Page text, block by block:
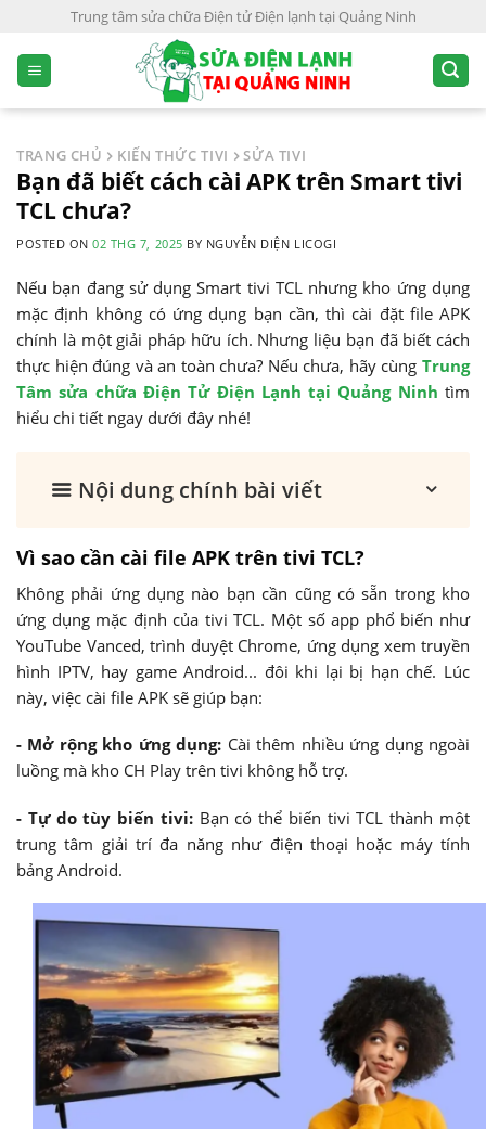
Trung tâm sửa chữa Điện tử Điện lạnh tại Quảng Ninh
TRANG CHỦ KIẾN THỨC TIVI SỬA TIVI
Bạn đã biết cách cài APK trên Smart tivi
TCL chưa?
POSTED ON02 THG 7, 2025 BY NGUYỄN DIỆN LICOGI
Nếu bạn đang sử dụng Smart tivi TCL nhưng kho ứng dụng
mặc định không có ứng dụng bạn cần, thì cài đặt file APK
chính là một giải pháp hữu ích. Nhưng liệu bạn đã biết cách
thực hiện đúng và an toàn chưa? Nếu chưa, hãy cùng Trung
Tâm sửa chữa Điện Tử Điện Lạnh tại Quảng Ninh tìm
hiểu chi tiết ngay dưới đây nhé!
Nội dung chính bài viết
Vì sao cần cài file APK trên tivi TCL?
Không phải ứng dụng nào bạn cần cũng có sẵn trong kho
ứng dụng mặc định của tivi TCL. Một số app phổ biến như
YouTube Vanced, trình duyệt Chrome, ứng dụng xem truyền
hình IPTV, hay game Android... đôi khi lại bị hạn chế. Lúc
này, việc cài file APK sẽ giúp bạn:
- Mở rộng kho ứng dụng: Cài thêm nhiều ứng dụng ngoài
luồng mà kho CH Play trên tivi không hỗ trợ.
- Tự do tùy biến tivi: Bạn có thể biến tivi TCL thành một
trung tâm giải trí đa năng như điện thoại hoặc máy tính
bảng Android.